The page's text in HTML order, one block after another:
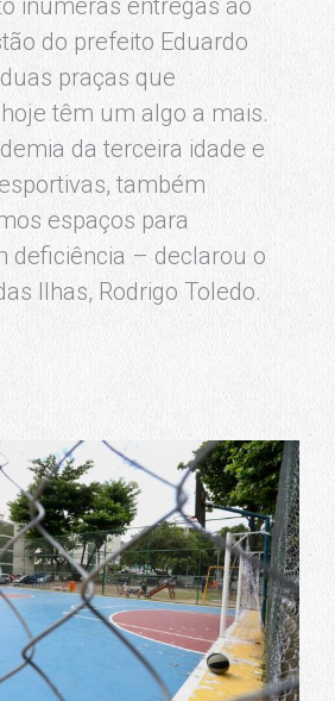
do prefeito Eduardo
praças que
têm um algo a mais.
da terceira idade e
também
espaços para
deficiência – declarou o
Ilhas, Rodrigo Toledo.